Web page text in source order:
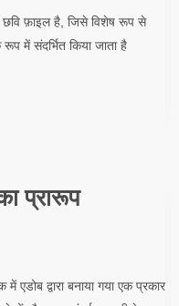
फ़ाइल है, जिसे विशेष रूप से
में संदर्भित किया जाता है
प्रारूप
एडोब द्वारा बनाया गया एक प्रकार